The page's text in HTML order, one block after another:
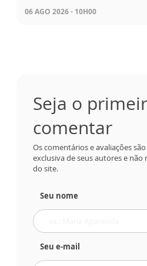
06 AGO 2026 - 10H00
Seja o
comentar
Os comentários e avaliações
exclusiva de seus autores e
do site.
Seu nome
Seu e-mail